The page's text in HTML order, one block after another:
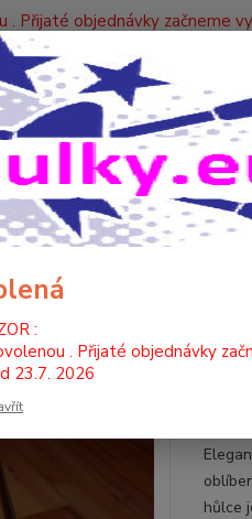
. Přijaté objednávky začneme
Hledat
pro mažoretky F
F
hůlce
:
. Přijaté objednávky
23.7. 2026